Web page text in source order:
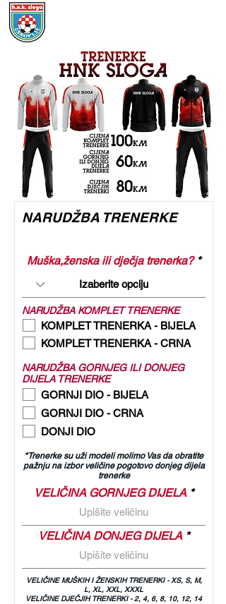
NARUDŽBA TRENERKE
Muška,ženska ili dječja trenerka?
NARUDŽBA KOMPLET TRENERKE
KOMPLET TRENERKA - BIJELA
KOMPLET TRENERKA - CRNA
NARUDŽBA GORNJEG ILI DONJEG
DIJELA TRENERKE
GORNJI DIO - BIJELA
GORNJI DIO - CRNA
DONJI DIO
*Trenerke su uži modeli molimo Vas da obratite
pažnju na izbor veličine pogotovo donjeg dijela
trenerke
VELIČINA GORNJEG DIJELA
VELIČINA DONJEG DIJELA
VELIČINE MUŠKIH I ŽENSKIH TRENERKI - XS, S, M,
L, XL, XXL, XXXL
VELIČINE DJEČJIH TRENERKI - 2, 4, 6, 8, 10, 12, 14